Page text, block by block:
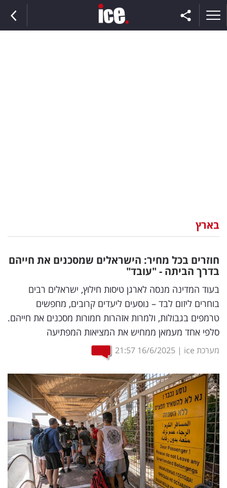
וצרכנות
דיגיטל
וטק
שיווק
ופרסום
משפט
מדדים
ומחקרים
דעות
רכילות
עסקית
קריפטו
בארץ
חוזרים בכל מחיר: הישראלים שמסכנים את חייהם
בדרך הביתה - "עובד"
בעוד המדינה מנסה לארגן טיסות חילוץ, ישראלים רבים
בוחרים ליזום לבד – נוסעים ליעדים קרובים, מחפשים
טרמפים בגבולות, ולמרות אזהרות חמורות מסכנים את חייהם.
סלפי אחד מעמאן ממחיש את המציאות המפתיעה
מערכת ice |
16/6/2025
21:57